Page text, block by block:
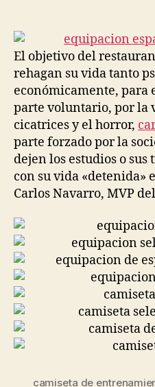
El objetivo del
rehagan su vida tanto
económicamente, para
parte voluntario, por la
cicatrices y el horror,
parte forzado por la
dejen los estudios o
con su vida «detenida»
Carlos Navarro, MVP
camiseta de